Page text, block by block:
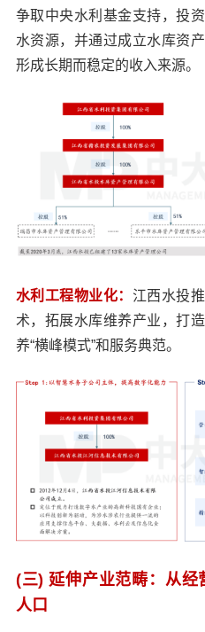
争取中央水利基金支持，投
水资源，并通过成立水库资
形成长期而稳定的收入来源。
水利工程物业化： 江西水投
术，拓展水库维养产业，打
养“横峰模式”和服务典范。
(三) 延伸产业范畴：从经
人口